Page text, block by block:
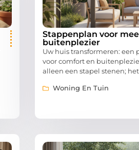
Stappenplan voor
buitenplezier
Uw huis transformeren: een
voor comfort en
alleen een stapel stenen;
Woning En Tuin